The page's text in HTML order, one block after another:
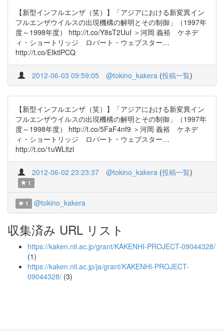
【新型インフルエンザ（笑）】「アジアにおける新変異イン
フルエンザウイルスの出現機構の解明とその制御」（1997年
度～1998年度） http://t.co/Y8sT2UuI ＞河岡 義裕 ケネデ
ィ・ショートリッジ ロバート・ウェブスター…
http://t.co/EIktlPCQ
2012-06-03 09:59:05 @tokino_kakera (投稿一覧)
【新型インフルエンザ（笑）】「アジアにおける新変異イン
フルエンザウイルスの出現機構の解明とその制御」（1997年
度～1998年度） http://t.co/5FaF4nf9 ＞河岡 義裕 ケネデ
ィ・ショートリッジ ロバート・ウェブスター…
http://t.co/1uWLltzl
2012-06-02 23:23:37 @tokino_kakera (投稿一覧)
1
1 @tokino_kakera
収集済み URL リスト
https://kaken.nii.ac.jp/grant/KAKENHI-PROJECT-09044328/
(1)
https://kaken.nii.ac.jp/ja/grant/KAKENHI-PROJECT-
09044328/ (3)